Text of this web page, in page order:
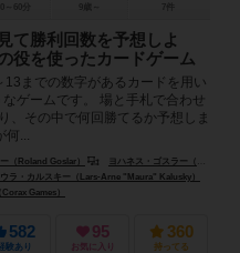
て勝利回数を予想しよ
役を使ったカードゲーム
13までの数字があるカードを用い
ゲームです。 場と手札で合わせ
、その中で何回勝てるか予想しま
何...
（Roland Goslar） ヨハネス・ゴスラー（Johannes Goslar）
ラ・カルスキー（Lars-Arne "Maura" Kalusky）
Games）
582
験あり
95
お気に入り
360
持ってる